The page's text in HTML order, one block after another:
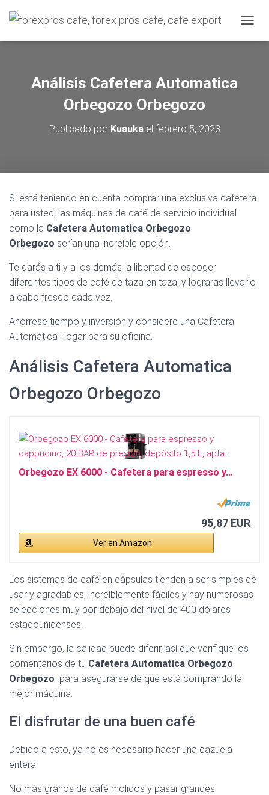
A
V
N
Análisis Cafetera Automatica
Orbegozo Orbegozo
Publicado por Kuaukael febrero 5, 2023
Si está teniendo en cuenta comprar una exclusiva cafetera
para usted, las máquinas de café de servicio individual
como la Cafetera Automatica Orbegozo
Orbegozo serían una increíble opción.
Te darás a ti y a los demás la libertad de escoger
diferentes tipos de café de taza en taza, y lograras llevarlo
a cabo fresco cada vez.
Ahórrese tiempo y inversión y considere una Cafetera
Automática Hogar para su oficina.
Análisis Cafetera Automatica
Orbegozo Orbegozo
Orbegozo EX 6000 - Cafetera para espresso y...
95,87 EUR
Ver en Amazon
Los sistemas de café en cápsulas tienden a ser simples de
usar y agradables, increíblemente fáciles y hay numerosas
selecciones muy por debajo del nivel de 400 dólares
estadounidenses.
Sin embargo, la calidad puede diferir, así que verifique los
comentarios de tu Cafetera Automatica Orbegozo
Orbegozo para asegurarse de que está comprando la
mejor máquina.
El disfrutar de una buen café
Debido a esto, ya no es necesario hacer una cazuela
entera.
No más granos de café molidos y pasar grandes